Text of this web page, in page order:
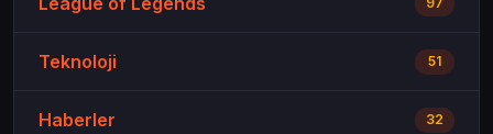
Teknoloji 51
Haberler 32